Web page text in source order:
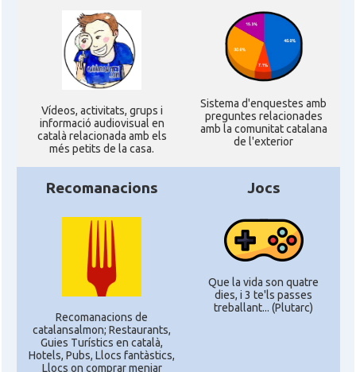
Ví­deos, activitats, grups i
informació audiovisual en
català relacionada amb els
més petits de la casa.
Sistema d'enquestes amb
preguntes relacionades
amb la comunitat catalana
de l'exterior
Recomanacions
Recomanacions de
catalansalmon; Restaurants,
Guies Turístics en català,
Hotels, Pubs, Llocs fantàstics,
Llocs on comprar menjar
Jocs
Que la vida son quatre
dies, i 3 te'ls passes
treballant... (Plutarc)